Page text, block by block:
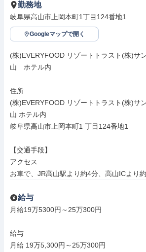
勤務地
岐阜県高山市上岡本町1丁目124番地1
Googleマップで開く
(株)EVERYFOOD リゾートトラスト(株)サ
山　ホテル内
住所
(株)EVERYFOOD リゾートトラスト(株)サ
山 ホテル内
岐阜県高山市上岡本町1 丁目124番地1
【交通手段】
アクセス
お車で、JR高山駅より約4分、高山ICより
給与
月給19万5300円～25万300円
給与
月給 19万5,300円～25万300円